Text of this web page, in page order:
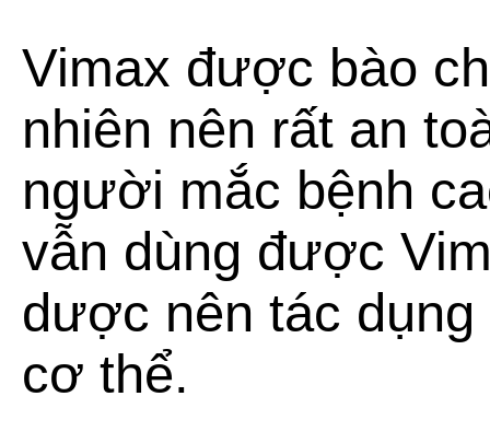
Vimax được bào
nhiên nên rất an
người mắc bệnh
vẫn dùng được
dược nên tác
cơ thể.